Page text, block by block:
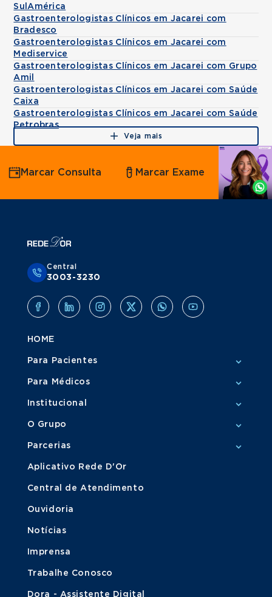
SulAmérica
Gastroenterologistas Clínicos em Jacarei com
Bradesco
Gastroenterologistas Clínicos em Jacarei com
Mediservice
Gastroenterologistas Clínicos em Jacarei com Grupo
Amil
Gastroenterologistas Clínicos em Jacarei com Saúde
Caixa
Gastroenterologistas Clínicos em Jacarei com Saúde
Petrobras
Veja mais
Agende
por
Whatsapp
Marcar Consulta Marcar Exame
Central
3003-3230
HOME
Para Pacientes
Para Médicos
Institucional
O Grupo
Parcerias
Aplicativo Rede D'Or
Central de Atendimento
Ouvidoria
Notícias
Imprensa
Trabalhe Conosco
Dora - Assistente Digital